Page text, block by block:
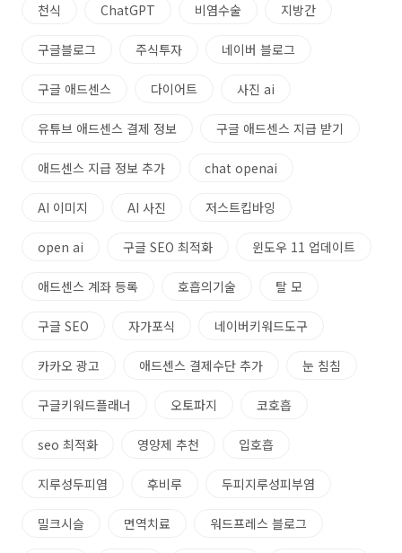
천식 ChatGPT 비염수술 지방간
구글블로그 주식투자 네이버 블로그
구글 애드센스 다이어트 사진 ai
유튜브 애드센스 결제 정보 구글 애드센스 지급 받기
애드센스 지급 정보 추가 chat openai
AI 이미지 AI 사진 저스트킵바잉
open ai 구글 SEO 최적화 윈도우 11 업데이트
애드센스 계좌 등록 호흡의기술 탈 모
구글 SEO 자가포식 네이버키워드도구
카카오 광고 애드센스 결제수단 추가 눈 침침
구글키워드플래너 오토파지 코호흡
seo 최적화 영양제 추천 입호흡
지루성두피염 후비루 두피지루성피부염
밀크시슬 면역치료 워드프레스 블로그